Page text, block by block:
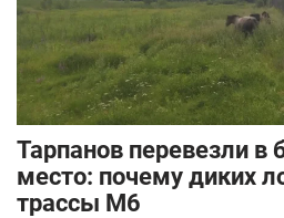
Тарпанов перевезли в
место: почему диких
трассы М6